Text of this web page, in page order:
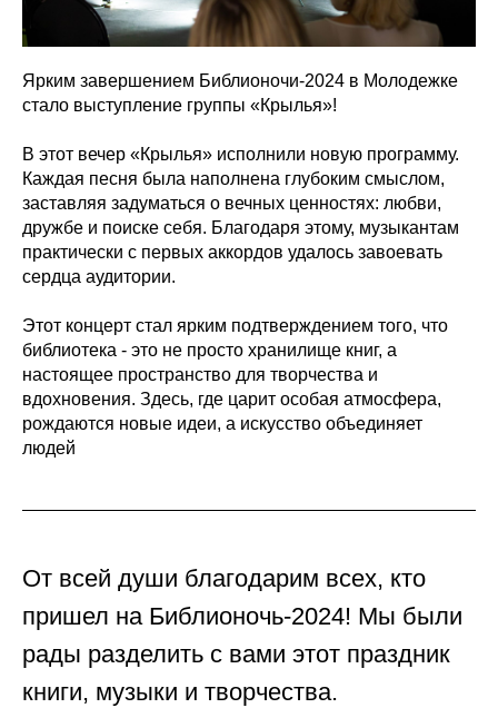
Ярким завершением Библионочи-2024 в Молодежке
стало выступление группы «Крылья»!
В этот вечер «Крылья» исполнили новую программу.
Каждая песня была наполнена глубоким смыслом,
заставляя задуматься о вечных ценностях: любви,
дружбе и поиске себя. Благодаря этому, музыкантам
практически с первых аккордов удалось завоевать
сердца аудитории.
Этот концерт стал ярким подтверждением того, что
библиотека - это не просто хранилище книг, а
настоящее пространство для творчества и
вдохновения. Здесь, где царит особая атмосфера,
рождаются новые идеи, а искусство объединяет
людей
От всей души благодарим всех, кто
пришел на Библионочь-2024! Мы были
рады разделить с вами этот праздник
книги, музыки и творчества.